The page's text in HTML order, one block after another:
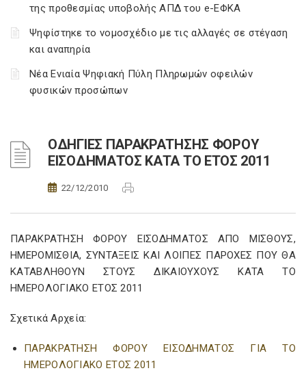
της προθεσμίας υποβολής ΑΠΔ του e-ΕΦΚΑ
Ψηφίστηκε το νομοσχέδιο με τις αλλαγές σε στέγαση
και αναπηρία
Νέα Ενιαία Ψηφιακή Πύλη Πληρωμών οφειλών
φυσικών προσώπων
ΟΔΗΓΙΕΣ ΠΑΡΑΚΡΑΤΗΣΗΣ ΦΟΡΟΥ
ΕΙΣΟΔΗΜΑΤΟΣ ΚΑΤΑ ΤΟ ΕΤΟΣ 2011
22/12/2010
ΠΑΡΑΚΡΑΤΗΣΗ ΦΟΡΟΥ ΕΙΣΟΔΗΜΑΤΟΣ ΑΠΟ ΜΙΣΘΟΥΣ,
ΗΜΕΡΟΜΙΣΘΙΑ, ΣΥΝΤΑΞΕΙΣ ΚΑΙ ΛΟΙΠΕΣ ΠΑΡΟΧΕΣ ΠΟΥ ΘΑ
ΚΑΤΑΒΛΗΘΟΥΝ ΣΤΟΥΣ ΔΙΚΑΙΟΥΧΟΥΣ ΚΑΤΑ ΤΟ
ΗΜΕΡΟΛΟΓΙΑΚΟ ΕΤΟΣ 2011
Σχετικά Αρχεία:
ΠΑΡΑΚΡΑΤΗΣΗ ΦΟΡΟΥ ΕΙΣΟΔΗΜΑΤΟΣ ΓΙΑ ΤΟ
ΗΜΕΡΟΛΟΓΙΑΚΟ ΕΤΟΣ 2011